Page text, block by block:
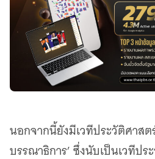
นอกจากนี้ยังมีเวทีประวัติศาสต
บรรณาธิการ’ ซึ่งนับเป็นเวทีป